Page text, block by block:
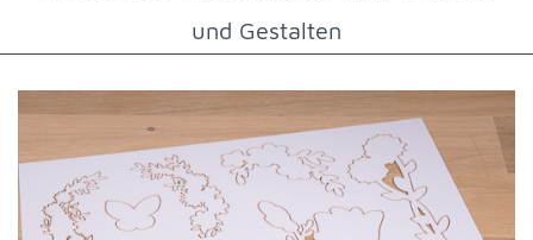
und Gestalten